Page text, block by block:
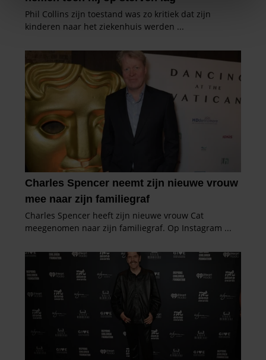
We gebruiken cookies om content en advertenties te
personaliseren, om functies voor social media te bieden
informatie over uw gebruik van onze site met onze
partners voor social media, adverteren en analyse. Deze
partners kunnen deze gegevens combineren met andere
informatie die u aan ze heeft verstrekt of die ze hebben
verzameld op basis van uw gebruik van hun services. U
gaat akkoord met onze cookies als u onze website blijft
gebruiken.